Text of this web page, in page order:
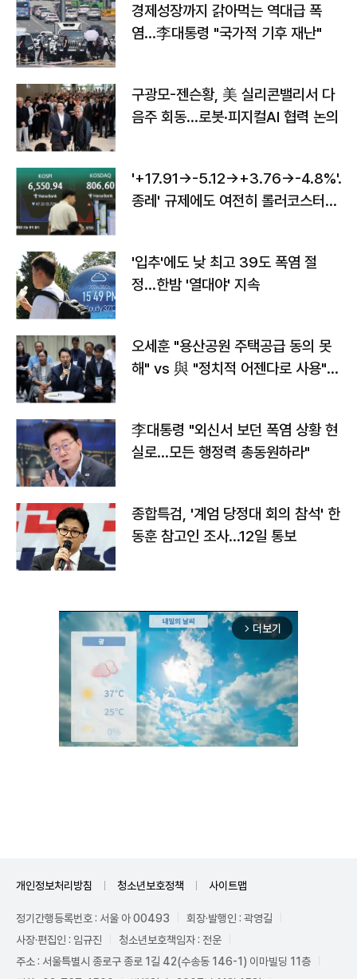
경제성장까지 갉아먹는 역대급 폭
염…李대통령 "국가적 기후 재난"
구광모-젠슨황, 美 실리콘밸리서 다
음주 회동…로봇·피지컬AI 협력 논의
'+17.91→-5.12→+3.76→-4.8%'…'
종레' 규제에도 여전히 롤러코스터
'입추'에도 낮 최고 39도 폭염 절
정…한밤 '열대야' 지속
오세훈 "용산공원 주택공급 동의 못
해" vs 與 "정치적 어젠다로 사용"
李대통령 "외신서 보던 폭염 상황 현
실로…모든 행정력 총동원하라"
종합특검, '계엄 당정대 회의 참석' 한
동훈 참고인 조사...12일 통보
arrow_forward_ios 더보기
개인정보처리방침 청소년보호정책 사이트맵
정기간행등록번호 : 서울 아 00493
회장·발행인 : 곽영길
사장·편집인 : 임규진
청소년보호책임자 : 전운
주소 : 서울특별시 종로구 종로 1길 42(수송동 146-1) 이마빌딩 11층